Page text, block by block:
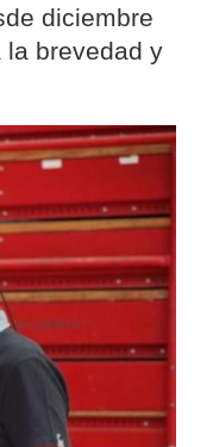
diciembre
la brevedad y